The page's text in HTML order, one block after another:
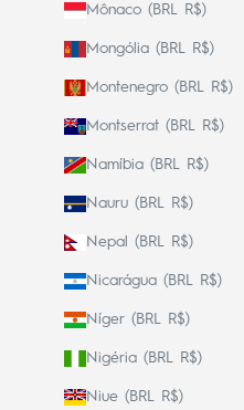
Mônaco (BRL R$)
Mongólia (BRL R$)
Montenegro (BRL R$)
Montserrat (BRL R$)
Namíbia (BRL R$)
Nauru (BRL R$)
Nepal (BRL R$)
Nicarágua (BRL R$)
Níger (BRL R$)
Nigéria (BRL R$)
Niue (BRL R$)